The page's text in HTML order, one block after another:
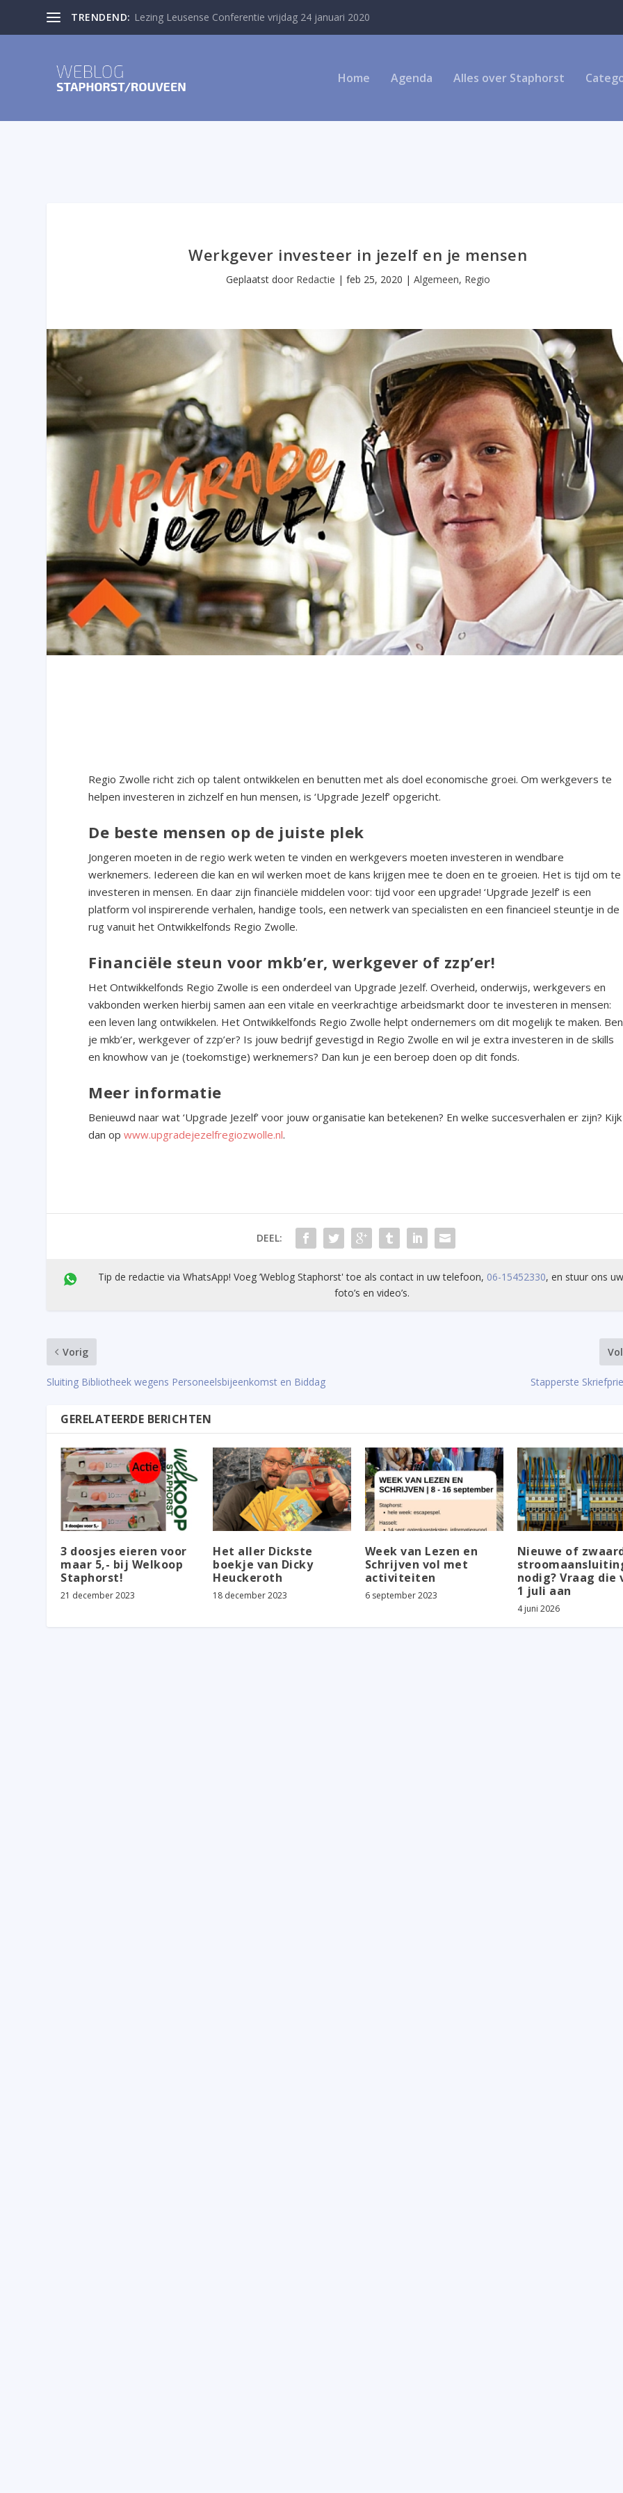
TRENDEND: Lezing Leusense Conferentie vrijdag 24 januari 2020
Home Agenda Alles over Staphorst
Werkgever investeer in jezelf en je mensen
Geplaatst door Redactie | feb 25, 2020 | Algemeen, Regio
Regio Zwolle richt zich op talent ontwikkelen en benutten met als doel economische groei. Om werkgevers te
helpen investeren in zichzelf en hun mensen, is ‘Upgrade Jezelf’ opgericht.
De beste mensen op de juiste plek
Jongeren moeten in de regio werk weten te vinden en werkgevers moeten investeren in wendbare
werknemers. Iedereen die kan en wil werken moet de kans krijgen mee te doen en te groeien. Het is tijd om te
investeren in mensen. En daar zijn financiële middelen voor: tijd voor een upgrade! ‘Upgrade Jezelf’ is een
platform vol inspirerende verhalen, handige tools, een netwerk van specialisten en een financieel steuntje in de
rug vanuit het Ontwikkelfonds Regio Zwolle.
Financiële steun voor mkb’er, werkgever of zzp’er!
Het Ontwikkelfonds Regio Zwolle is een onderdeel van Upgrade Jezelf. Overheid, onderwijs, werkgevers en
vakbonden werken hierbij samen aan een vitale en veerkrachtige arbeidsmarkt door te investeren in mensen:
een leven lang ontwikkelen. Het Ontwikkelfonds Regio Zwolle helpt ondernemers om dit mogelijk te maken. Ben
je mkb’er, werkgever of zzp’er? Is jouw bedrijf gevestigd in Regio Zwolle en wil je extra investeren in de skills
en knowhow van je (toekomstige) werknemers? Dan kun je een beroep doen op dit fonds.
Meer informatie
Benieuwd naar wat ‘Upgrade Jezelf’ voor jouw organisatie kan betekenen? En welke succesverhalen er zijn? Kijk
dan opwww.upgradejezelfregiozwolle.nl.
DEEL:
Tip de redactie via WhatsApp! Voeg ’Weblog Staphorst' toe als contact in uw telefoon, 06-15452330, en stuur ons
foto’s en video’s.
Vorig
Sluiting Bibliotheek wegens Personeelsbijeenkomst en Biddag Stapperste
GERELATEERDE BERICHTEN
3 doosjes eieren voor
maar 5,- bij Welkoop
Staphorst!
21 december 2023
Het aller Dickste
boekje van Dicky
Heuckeroth
18 december 2023
Week van Lezen en
Schrijven vol met
activiteiten
6 september 2023
Nieuwe of
nodig? Vraag die
1 juli aan
4 juni 2026